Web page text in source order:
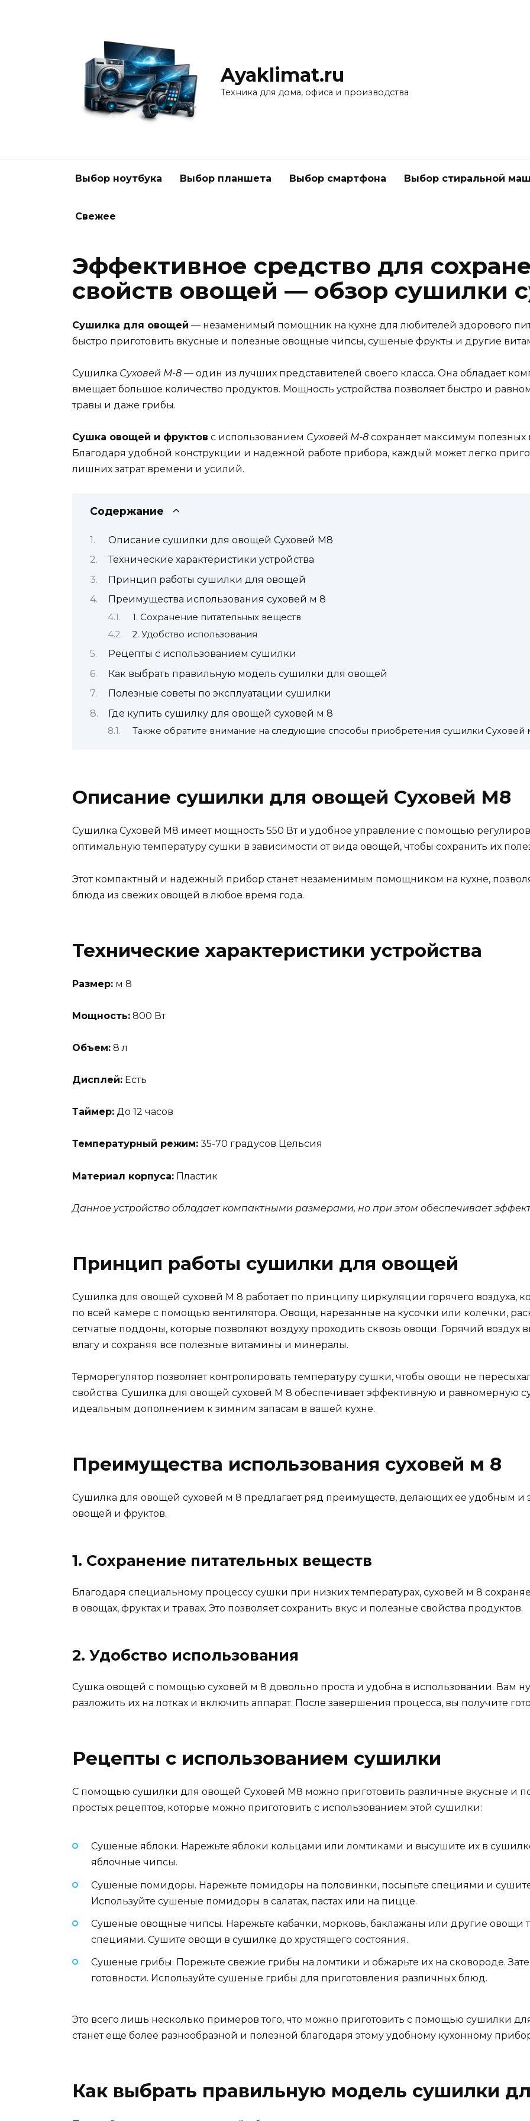
Ayaklimat.ru
Техника для дома, офиса и производства
Выбор ноутбука Выбор планшета Выбор смартфона Выбор стиральной
Свежее
Эффективное средство для
свойств овощей — обзор сушилки
Сушилка для овощей — незаменимый помощник на кухне для любителей здорового
быстро приготовить вкусные и полезные овощные чипсы, сушеные фрукты и другие
Сушилка Суховей М-8 — один из лучших представителей своего класса. Она обладает
вмещает большое количество продуктов. Мощность устройства позволяет быстро и
травы и даже грибы.
Сушка овощей и фруктов с использованием Суховей М-8 сохраняет максимум полезных
Благодаря удобной конструкции и надежной работе прибора, каждый может легко
лишних затрат времени и усилий.
Содержание
Описание сушилки для овощей Суховей М8
Технические характеристики устройства
Принцип работы сушилки для овощей
Преимущества использования суховей м 8
1. Сохранение питательных веществ
2. Удобство использования
Рецепты с использованием сушилки
Как выбрать правильную модель сушилки для овощей
Полезные советы по эксплуатации сушилки
Где купить сушилку для овощей суховей м 8
Также обратите внимание на следующие способы приобретения сушилки Суховей
Описание сушилки для овощей Суховей М8
Сушилка Суховей М8 имеет мощность 550 Вт и удобное управление с помощью
оптимальную температуру сушки в зависимости от вида овощей, чтобы сохранить их
Этот компактный и надежный прибор станет незаменимым помощником на кухне,
блюда из свежих овощей в любое время года.
Технические характеристики устройства
Размер: м 8
Мощность: 800 Вт
Объем: 8 л
Дисплей: Есть
Таймер: До 12 часов
Температурный режим: 35-70 градусов Цельсия
Материал корпуса: Пластик
Данное устройство обладает компактными размерами, но при этом обеспечивает
Принцип работы сушилки для овощей
Сушилка для овощей суховей М 8 работает по принципу циркуляции горячего воздуха,
по всей камере с помощью вентилятора. Овощи, нарезанные на кусочки или колечки,
сетчатые поддоны, которые позволяют воздуху проходить сквозь овощи. Горячий воздух
влагу и сохраняя все полезные витамины и минералы.
Терморегулятор позволяет контролировать температуру сушки, чтобы овощи не
свойства. Сушилка для овощей суховей М 8 обеспечивает эффективную и равномерную
идеальным дополнением к зимним запасам в вашей кухне.
Преимущества использования суховей м 8
Сушилка для овощей суховей м 8 предлагает ряд преимуществ, делающих ее удобным
овощей и фруктов.
1. Сохранение питательных веществ
Благодаря специальному процессу сушки при низких температурах, суховей м 8
в овощах, фруктах и травах. Это позволяет сохранить вкус и полезные свойства продуктов.
2. Удобство использования
Сушка овощей с помощью суховей м 8 довольно проста и удобна в использовании. Вам
разложить их на лотках и включить аппарат. После завершения процесса, вы получите
Рецепты с использованием сушилки
С помощью сушилки для овощей Суховей М8 можно приготовить различные вкусные и
простых рецептов, которые можно приготовить с использованием этой сушилки:
Сушеные яблоки. Нарежьте яблоки кольцами или ломтиками и высушите их в
яблочные чипсы.
Сушеные помидоры. Нарежьте помидоры на половинки, посыпьте специями и сушите
Используйте сушеные помидоры в салатах, пастах или на пицце.
Сушеные овощные чипсы. Нарежьте кабачки, морковь, баклажаны или другие овощи
специями. Сушите овощи в сушилке до хрустящего состояния.
Сушеные грибы. Порежьте свежие грибы на ломтики и обжарьте их на сковороде.
готовности. Используйте сушеные грибы для приготовления различных блюд.
Это всего лишь несколько примеров того, что можно приготовить с помощью сушилки
станет еще более разнообразной и полезной благодаря этому удобному кухонному
Как выбрать правильную модель сушилки